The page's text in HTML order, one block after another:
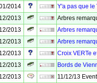
2014
Y'a pas que le
2013
Arbres
2013
Arbres
2013
Arbres
2013
Croix VERTe
2013
Bords de
2013
11/12/13